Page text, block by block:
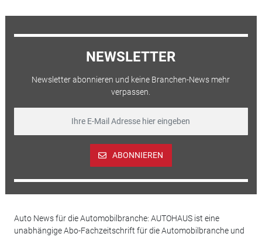
NEWSLETTER
Newsletter abonnieren und keine Branchen-News mehr
verpassen.
ABONNIEREN
Auto News für die Automobilbranche: AUTOHAUS ist eine
unabhängige Abo-Fachzeitschrift für die Automobilbranche und